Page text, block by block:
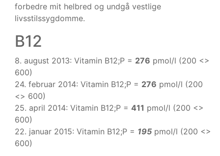
forbedre mit helbred og undgå vestlige
livsstilssygdomme.
B12
8. august 2013: Vitamin B12;P = 276 pmol/l (200 <>
600)
24. februar 2014: Vitamin B12;P = 276 pmol/l (200
<> 600)
25. april 2014: Vitamin B12;P = 411 pmol/l (200 <>
600)
22. januar 2015: Vitamin B12;P = 195 pmol/l (200 <>
600)